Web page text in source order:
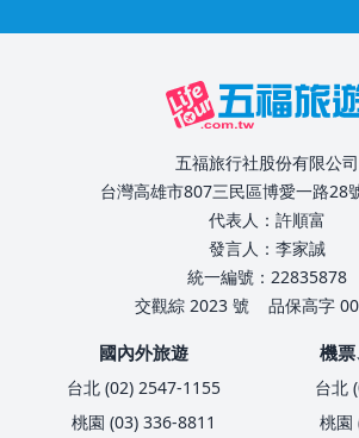
五福旅行社股份有限公司
台灣高雄市807三民區博愛一路28
代表人：許順富
發言人：李家誠
統一編號：22835878
交觀綜 2023 號
品保高字
國內外旅遊
台北 (02) 2547-1155
桃園 (03) 336-8811
機
台北
桃園